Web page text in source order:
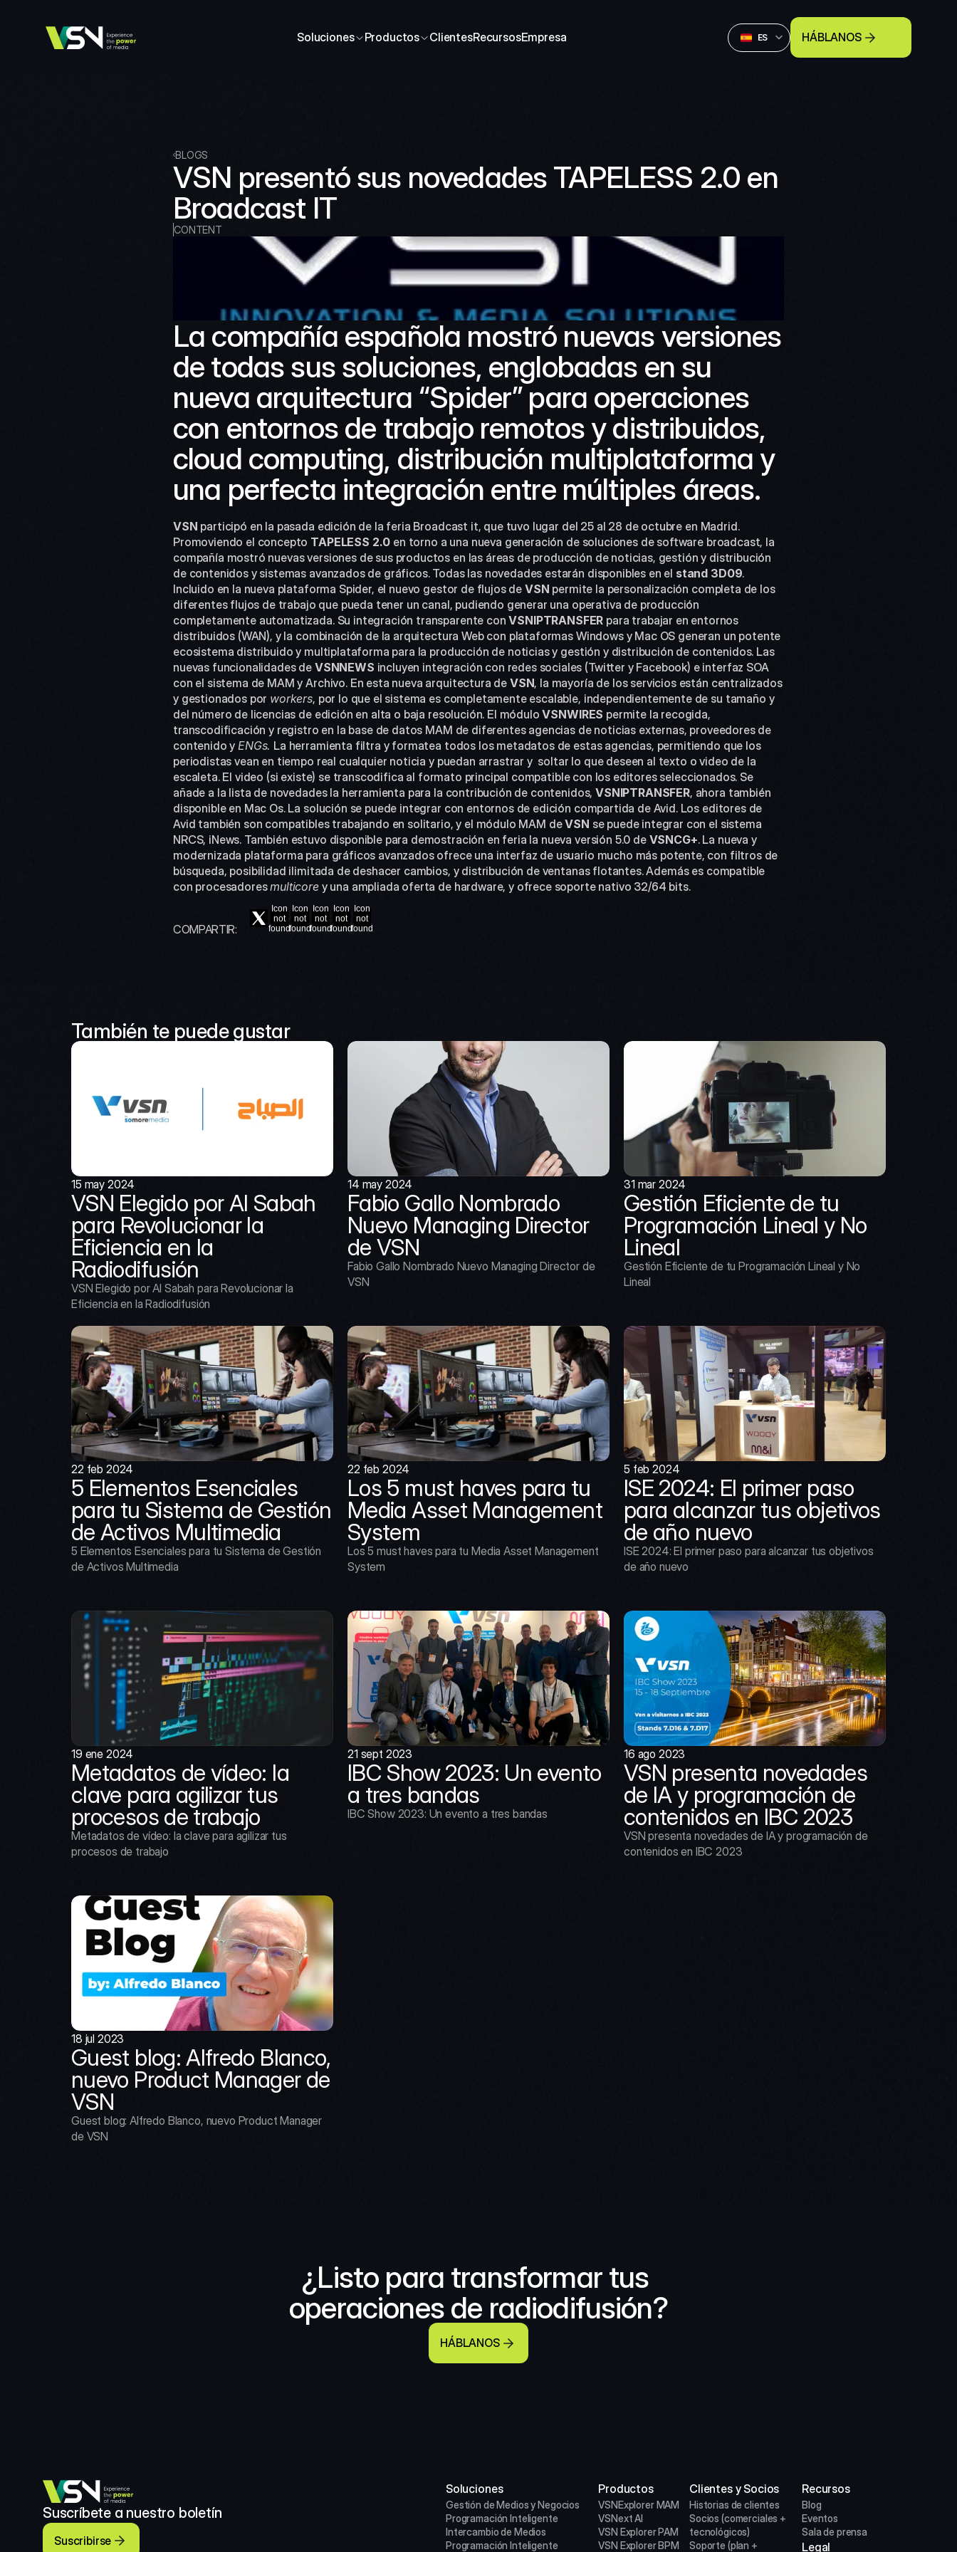
Soluciones Productos ClientesRecursosEmpresa
Select Language
Spanish (Spain)
ES HÁBLANOS
BLOGS
VSN presentó sus novedades TAPELESS 2.0 en
Broadcast IT
CONTENT
La compañía española mostró nuevas versiones
de todas sus soluciones, englobadas en su
nueva arquitectura “Spider” para operaciones
con entornos de trabajo remotos y distribuidos,
cloud computing, distribución multiplataforma y
una perfecta integración entre múltiples áreas.
VSN participó en la pasada edición de la feria Broadcast it, que tuvo lugar del 25 al 28 de octubre en Madrid.
Promoviendo el concepto TAPELESS 2.0 en torno a una nueva generación de soluciones de software broadcast, la
compañía mostró nuevas versiones de sus productos en las áreas de producción de noticias, gestión y distribución
de contenidos y sistemas avanzados de gráficos. Todas las novedades estarán disponibles en el stand 3D09.
Incluido en la nueva plataforma Spider, el nuevo gestor de flujos de VSN permite la personalización completa de los
diferentes flujos de trabajo que pueda tener un canal, pudiendo generar una operativa de producción
completamente automatizada. Su integración transparente con VSNIPTRANSFER para trabajar en entornos
distribuidos (WAN), y la combinación de la arquitectura Web con plataformas Windows y Mac OS generan un potente
ecosistema distribuido y multiplataforma para la producción de noticias y gestión y distribución de contenidos. Las
nuevas funcionalidades de VSNNEWS incluyen integración con redes sociales (Twitter y Facebook) e interfaz SOA
con el sistema de MAM y Archivo. En esta nueva arquitectura de VSN, la mayoría de los servicios están centralizados
y gestionados por workers, por lo que el sistema es completamente escalable, independientemente de su tamaño y
del número de licencias de edición en alta o baja resolución. El módulo VSNWIRES permite la recogida,
transcodificación y registro en la base de datos MAM de diferentes agencias de noticias externas, proveedores de
contenido y ENGs. La herramienta filtra y formatea todos los metadatos de estas agencias, permitiendo que los
periodistas vean en tiempo real cualquier noticia y puedan arrastrar y  soltar lo que deseen al texto o video de la
escaleta. El video (si existe) se transcodifica al formato principal compatible con los editores seleccionados. Se
añade a la lista de novedades la herramienta para la contribución de contenidos, VSNIPTRANSFER, ahora también
disponible en Mac Os. La solución se puede integrar con entornos de edición compartida de Avid. Los editores de
Avid también son compatibles trabajando en solitario, y el módulo MAM de VSN se puede integrar con el sistema
NRCS, iNews. También estuvo disponible para demostración en feria la nueva versión 5.0 de VSNCG+. La nueva y
modernizada plataforma para gráficos avanzados ofrece una interfaz de usuario mucho más potente, con filtros de
búsqueda, posibilidad ilimitada de deshacer cambios, y distribución de ventanas flotantes. Además es compatible
con procesadores multicore y una ampliada oferta de hardware, y ofrece soporte nativo 32/64 bits.
COMPARTIR:
Icon
not
found
Icon
not
found
Icon
not
found
Icon
not
found
Icon
not
found
También te puede gustar
15 may 2024
VSN Elegido por Al Sabah
para Revolucionar la
Eficiencia en la
Radiodifusión
VSN Elegido por Al Sabah para Revolucionar la
Eficiencia en la Radiodifusión
14 may 2024
Fabio Gallo Nombrado
Nuevo Managing Director
de VSN
Fabio Gallo Nombrado Nuevo Managing Director de
VSN
31 mar 2024
Gestión Eficiente de tu
Programación Lineal y No
Lineal
Gestión Eficiente de tu Programación Lineal y No
Lineal
22 feb 2024
5 Elementos Esenciales
para tu Sistema de Gestión
de Activos Multimedia
5 Elementos Esenciales para tu Sistema de Gestión
de Activos Multimedia
22 feb 2024
Los 5 must haves para tu
Media Asset Management
System
Los 5 must haves para tu Media Asset Management
System
5 feb 2024
ISE 2024: El primer paso
para alcanzar tus objetivos
de año nuevo
ISE 2024: El primer paso para alcanzar tus objetivos
de año nuevo
19 ene 2024
Metadatos de vídeo: la
clave para agilizar tus
procesos de trabajo
Metadatos de vídeo: la clave para agilizar tus
procesos de trabajo
21 sept 2023
IBC Show 2023: Un evento
a tres bandas
IBC Show 2023: Un evento a tres bandas
16 ago 2023
VSN presenta novedades
de IA y programación de
contenidos en IBC 2023
VSN presenta novedades de IA y programación de
contenidos en IBC 2023
18 jul 2023
Guest blog: Alfredo Blanco,
nuevo Product Manager de
VSN
Guest blog: Alfredo Blanco, nuevo Product Manager
de VSN
¿Listo para transformar tus
operaciones de radiodifusión?
HÁBLANOS
Suscríbete a nuestro boletín
Suscribirse
Soluciones
Gestión de Medios y Negocios
Programación Inteligente
Intercambio de Medios
Programación Inteligente
Productos
VSNExplorer MAM
VSNext AI
VSN Explorer PAM
VSN Explorer BPM
Clientes y Socios
Historias de clientes
Socios (comerciales +
tecnológicos)
Soporte (plan +
Recursos
Blog
Eventos
Sala de prensa
Legal